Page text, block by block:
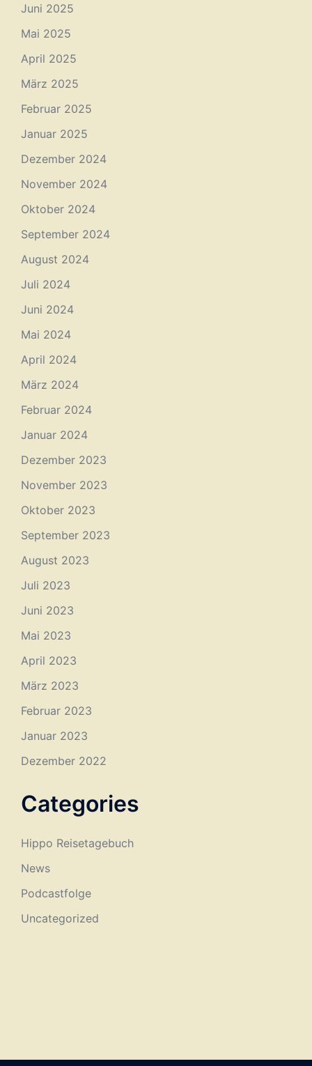
Juni 2025
Mai 2025
April 2025
März 2025
Februar 2025
Januar 2025
Dezember 2024
November 2024
Oktober 2024
September 2024
August 2024
Juli 2024
Juni 2024
Mai 2024
April 2024
März 2024
Februar 2024
Januar 2024
Dezember 2023
November 2023
Oktober 2023
September 2023
August 2023
Juli 2023
Juni 2023
Mai 2023
April 2023
März 2023
Februar 2023
Januar 2023
Dezember 2022
Categories
Hippo Reisetagebuch
News
Podcastfolge
Uncategorized